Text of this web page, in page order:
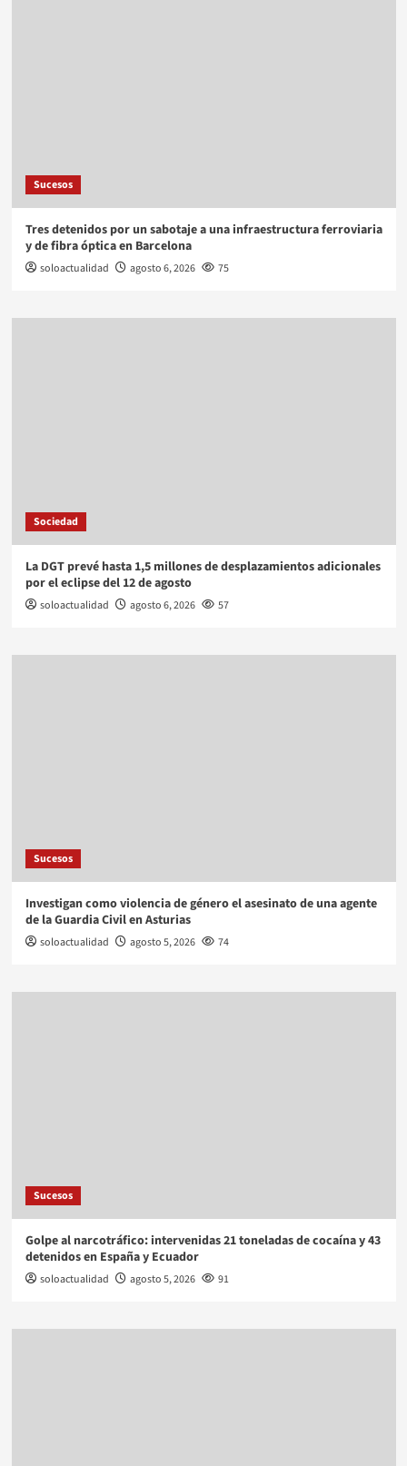
Sucesos
Tres detenidos por un sabotaje a una infraestructura ferroviaria
y de fibra óptica en Barcelona
soloactualidad agosto 6, 2026 75
Sociedad
La DGT prevé hasta 1,5 millones de desplazamientos adicionales
por el eclipse del 12 de agosto
soloactualidad agosto 6, 2026 57
Sucesos
Investigan como violencia de género el asesinato de una agente
de la Guardia Civil en Asturias
soloactualidad agosto 5, 2026 74
Sucesos
Golpe al narcotráfico: intervenidas 21 toneladas de cocaína y 43
detenidos en España y Ecuador
soloactualidad agosto 5, 2026 91